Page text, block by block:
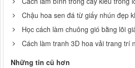
Chậu hoa sen đá từ giấy nhún đẹp
Học cách làm chuông gió bằng lõi
Cách làm tranh 3D hoa vải trang trí
Những tin cũ hơn